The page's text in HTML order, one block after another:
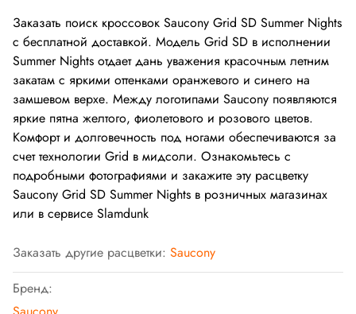
Заказать поиск кроссовок Saucony Grid SD Summer Nights
с бесплатной доставкой. Модель Grid SD в исполнении
Summer Nights отдает дань уважения красочным летним
закатам с яркими оттенками оранжевого и синего на
замшевом верхе. Между логотипами Saucony появляются
яркие пятна желтого, фиолетового и розового цветов.
Комфорт и долговечность под ногами обеспечиваются за
счет технологии Grid в мидсоли. Ознакомьтесь с
подробными фотографиями и закажите эту расцветку
Saucony Grid SD Summer Nights в розничных магазинах
или в сервисе Slamdunk
Заказать другие расцветки: Saucony
Бренд: